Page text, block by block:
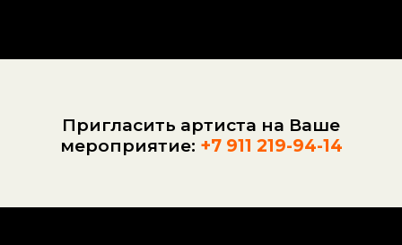
Пригласить артиста на Ваше
мероприятие: +7 911 219-94-14